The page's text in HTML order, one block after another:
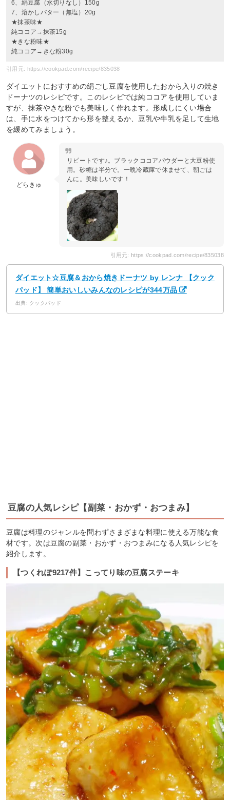
6、絹豆腐（水切りなし）150g
7、溶かしバター（無塩）20g
★抹茶味★
純ココア→抹茶15g
★きな粉味★
純ココア→きな粉30g
引用元: https://cookpad.com/recipe/835038
ダイエットにおすすめの絹ごし豆腐を使用したおから入りの焼き
ドーナツのレシピです。このレシピでは純ココアを使用していま
すが、抹茶やきな粉でも美味しく作れます。形成しにくい場合
は、手に水をつけてから形を整えるか、豆乳や牛乳を足して生地
を緩めてみましょう。
どらきゅ
リピートです♪。ブラックココアパウダーと大豆粉使
用。砂糖は半分で。一晩冷蔵庫で休ませて、朝ごは
んに。美味しいです！
引用元: https://cookpad.com/recipe/835038
ダイエット☆豆腐＆おから焼きドーナツ by レンナ 【クック
パッド】 簡単おいしいみんなのレシピが344万品
出典: クックパッド
豆腐の人気レシピ【副菜・おかず・おつまみ】
豆腐は料理のジャンルを問わずさまざまな料理に使える万能な食
材です。次は豆腐の副菜・おかず・おつまみになる人気レシピを
紹介します。
【つくれぽ9217件】こってり味の豆腐ステーキ